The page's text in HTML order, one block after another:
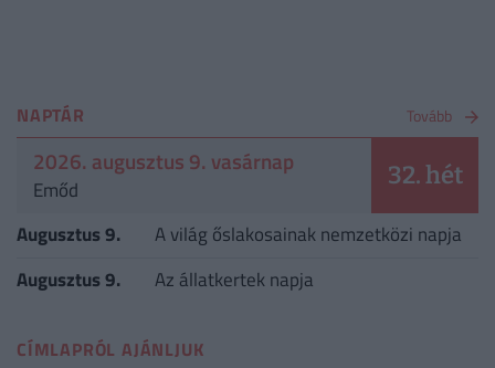
NAPTÁR Tovább
2026. augusztus 9. vasárnap
Emőd 32. hét
Augusztus 9.
A világ őslakosainak nemzetközi napja
Augusztus 9.
Az állatkertek napja
CÍMLAPRÓL AJÁNLJUK